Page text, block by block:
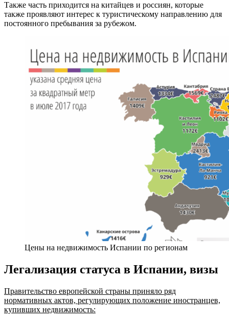
Также часть приходится на китайцев и россиян, которые
также проявляют интерес к туристическому направлению для
постоянного пребывания за рубежом.
Цены на недвижимость Испании по регионам
Легализация статуса в Испании, визы
Правительство европейской страны приняло ряд
нормативных актов, регулирующих положение иностранцев,
купивших недвижимость: